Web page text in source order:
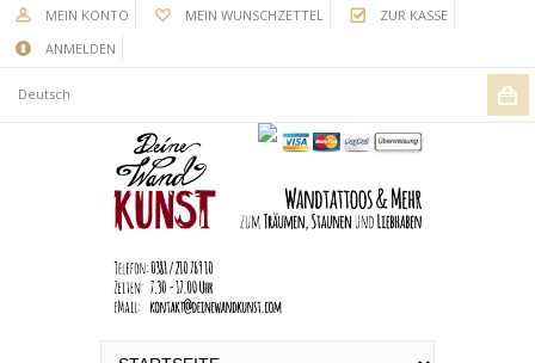
MEIN KONTO MEIN WUNSCHZETTEL
ZUR KASSE
ANMELDEN
Deutsch